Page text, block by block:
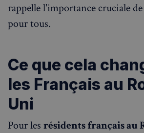
rappelle l'importance cruciale
pour tous.
Ce que cela
les Français au
Uni
Pour les résidents français au